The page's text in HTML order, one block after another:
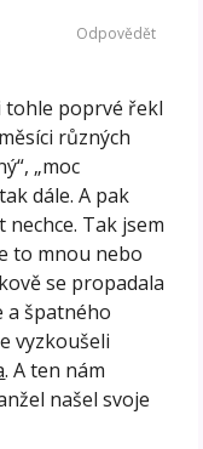
tohle poprvé řekl
různých
„moc
dále. A pak
nechce. Tak jsem
to mnou nebo
se propadala
a špatného
vyzkoušeli
. A ten nám
našel svoje
Odpovědět